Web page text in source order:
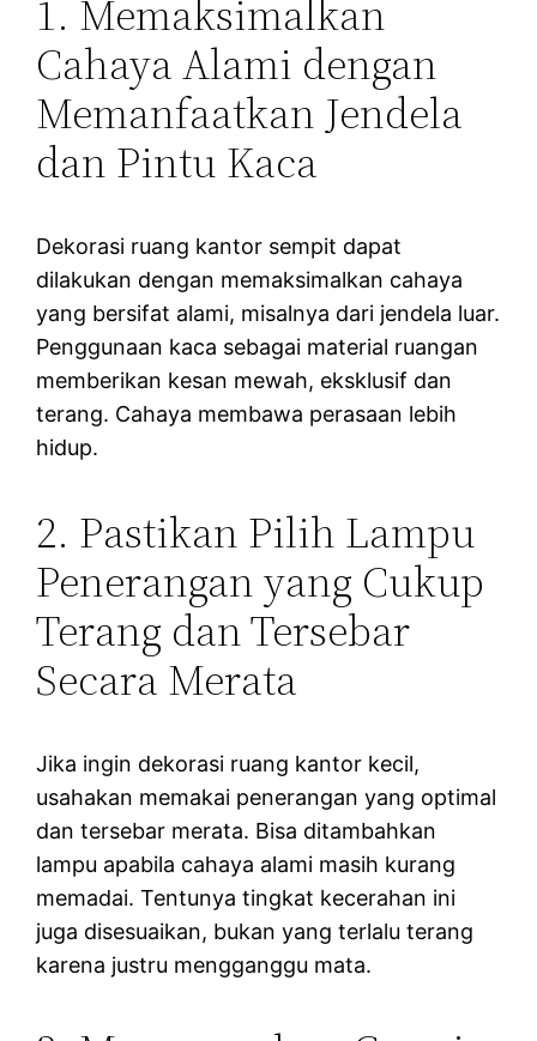
1. Memaksimalkan
Cahaya Alami dengan
Memanfaatkan Jendela
dan Pintu Kaca
Dekorasi ruang kantor sempit dapat
dilakukan dengan memaksimalkan cahaya
yang bersifat alami, misalnya dari jendela luar.
Penggunaan kaca sebagai material ruangan
memberikan kesan mewah, eksklusif dan
terang. Cahaya membawa perasaan lebih
hidup.
2. Pastikan Pilih Lampu
Penerangan yang Cukup
Terang dan Tersebar
Secara Merata
Jika ingin dekorasi ruang kantor kecil,
usahakan memakai penerangan yang optimal
dan tersebar merata. Bisa ditambahkan
lampu apabila cahaya alami masih kurang
memadai. Tentunya tingkat kecerahan ini
juga disesuaikan, bukan yang terlalu terang
karena justru mengganggu mata.